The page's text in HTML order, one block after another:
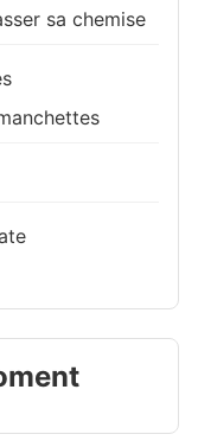
sa chemise